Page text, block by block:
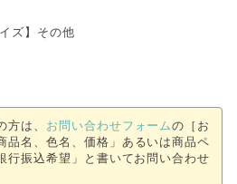
ズ】その他
は、 お問い合わせフォームの［お
品名、色名、価格」あるいは商品ペ
行振込希望」と書いてお問い合わせ